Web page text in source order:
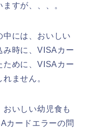
すが、、、。
中には、おいしい
み時に、VISAカー
ために、VISAカー
ません。
いしい幼児食も
カードエラーの問